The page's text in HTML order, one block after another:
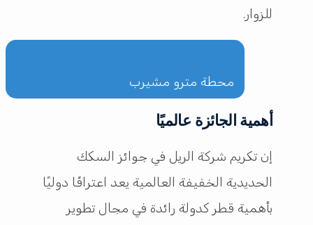
للزوار.
محطة مترو مشيرب
أهمية الجائزة عالميًا
إن تكريم شركة الريل في جوائز السكك
الحديدية الخفيفة العالمية يعد اعترافًا دوليًا
بأهمية قطر كدولة رائدة في مجال تطوير